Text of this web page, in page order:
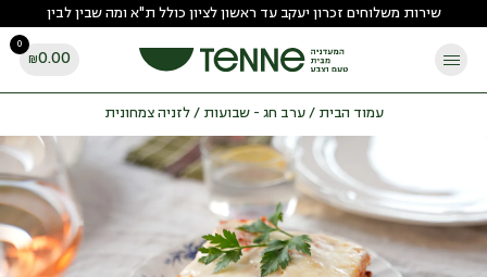
to
content
שירות משלוחים זכרון יעקב עד ראשון לציון כולל ת"א ומה שבין לבין
0
₪0.00
עמוד הבית /ערב חג - שבועות / לזניה צמחונית